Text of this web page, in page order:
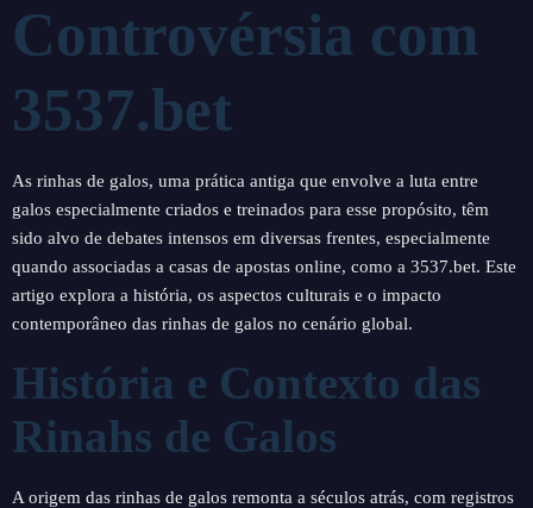
Controvérsia com
3537.bet
As rinhas de galos, uma prática antiga que envolve a luta entre
galos especialmente criados e treinados para esse propósito, têm
sido alvo de debates intensos em diversas frentes, especialmente
quando associadas a casas de apostas online, como a 3537.bet. Este
artigo explora a história, os aspectos culturais e o impacto
contemporâneo das rinhas de galos no cenário global.
História e Contexto das
Rinahs de Galos
A origem das rinhas de galos remonta a séculos atrás, com registros